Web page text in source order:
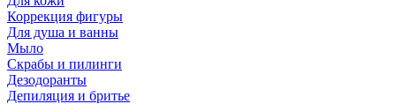
Коррекция фигуры
Для душа и ванны
Мыло
Скрабы и пилинги
Дезодоранты
Депиляция и бритье